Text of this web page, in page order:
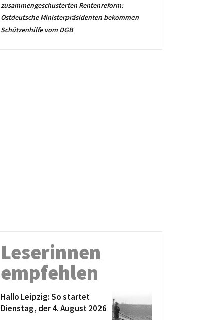
zusammengeschusterten Rentenreform:
Ostdeutsche Ministerpräsidenten bekommen
Schützenhilfe vom DGB
Leserinnen
empfehlen
Hallo Leipzig: So startet
Dienstag, der 4. August 2026